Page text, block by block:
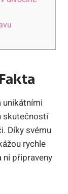
unikátními
skutečností
Díky svému
rychle
připraveny